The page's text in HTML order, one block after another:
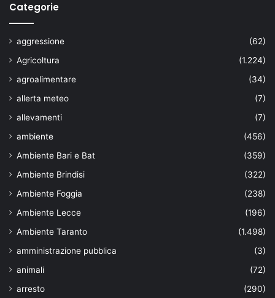
Categorie
aggressione
(62)
Agricoltura
(1.224)
agroalimentare
(34)
allerta meteo
(7)
allevamenti
(7)
ambiente
(456)
Ambiente Bari e Bat
(359)
Ambiente Brindisi
(322)
Ambiente Foggia
(238)
Ambiente Lecce
(196)
Ambiente Taranto
(1.498)
amministrazione pubblica
(3)
animali
(72)
arresto
(290)